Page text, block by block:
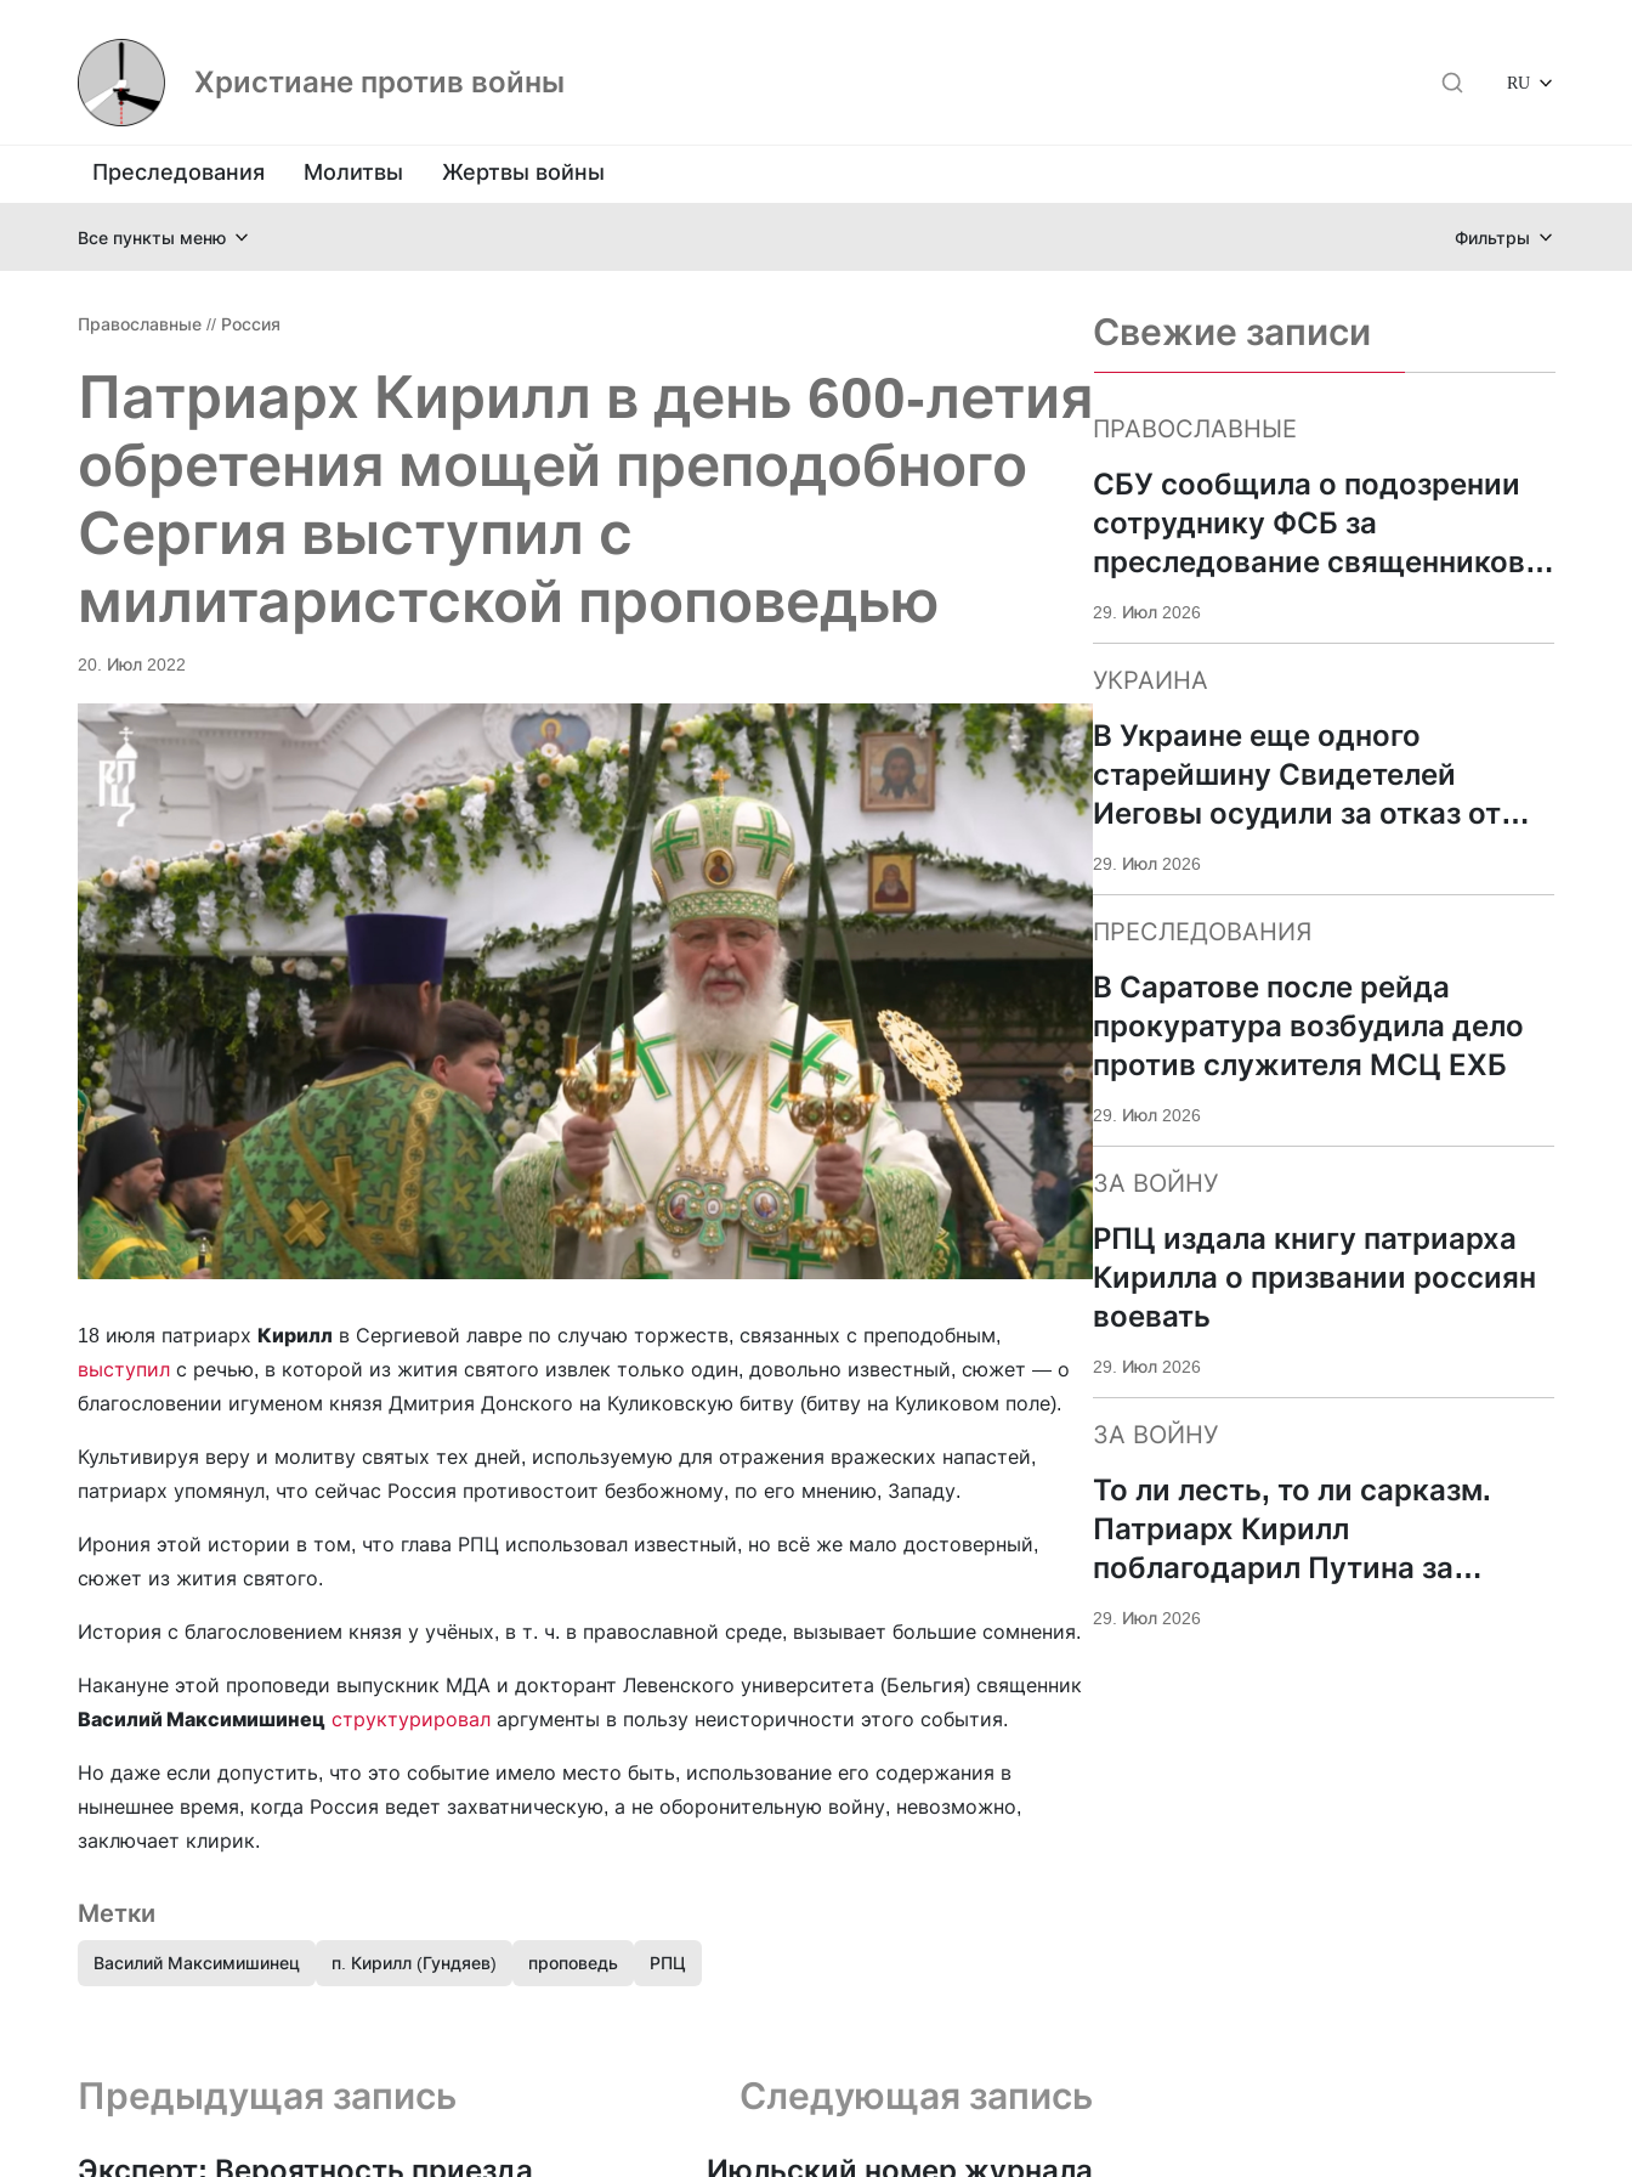
Христиане против войны RU
Преследования Молитвы Жертвы войны
Все пункты меню Фильтры
Православные // Россия
Патриарх Кирилл в день 600-летия
обретения мощей преподобного
Сергия выступил с
милитаристской проповедью
20. Июл 2022
18 июля патриарх Кирилл в Сергиевой лавре по случаю торжеств, связанных с преподобным,
выступил с речью, в которой из жития святого извлек только один, довольно известный, сюжет — о
благословении игуменом князя Дмитрия Донского на Куликовскую битву (битву на Куликовом поле).
Культивируя веру и молитву святых тех дней, используемую для отражения вражеских напастей,
патриарх упомянул, что сейчас Россия противостоит безбожному, по его мнению, Западу.
Ирония этой истории в том, что глава РПЦ использовал известный, но всё же мало достоверный,
сюжет из жития святого.
История с благословением князя у учёных, в т. ч. в православной среде, вызывает большие сомнения.
Накануне этой проповеди выпускник МДА и докторант Левенского университета (Бельгия) священник
Василий Максимишинец структурировал аргументы в пользу неисторичности этого события.
Но даже если допустить, что это событие имело место быть, использование его содержания в
нынешнее время, когда Россия ведет захватническую, а не оборонительную войну, невозможно,
заключает клирик.
Метки
Василий Максимишинец п. Кирилл (Гундяев) проповедь РПЦ
Предыдущая запись и следующая запись
Предыдущая запись Следующая запись
Свежие записи
ПРАВОСЛАВНЫЕ
СБУ сообщила о подозрении
сотруднику ФСБ за
преследование священников
ПЦУ
29. Июл 2026
УКРАИНА
В Украине еще одного
старейшину Свидетелей
Иеговы осудили за отказ от
мобилизации
29. Июл 2026
ПРЕСЛЕДОВАНИЯ
В Саратове после рейда
прокуратура возбудила дело
против служителя МСЦ ЕХБ
29. Июл 2026
ЗА ВОЙНУ
РПЦ издала книгу патриарха
Кирилла о призвании россиян
воевать
29. Июл 2026
ЗА ВОЙНУ
То ли лесть, то ли сарказм.
Патриарх Кирилл
поблагодарил Путина за
защиту суверенитета и
29. Июл 2026